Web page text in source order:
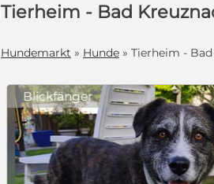
Tierheim - Bad
Hundemarkt » Hunde » Tierheim -
Blickfänger